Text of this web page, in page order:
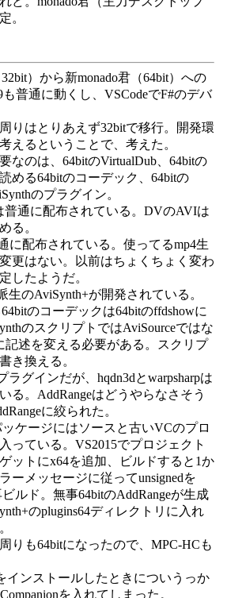
。
）から新monado君（64bit）への
普通に動くし、VSCodeでF#のデバ
りはとりあえず32bitで移行。開発環
えるということで、考えた。
なのは、64bitのVirtualDub、64bitの
める64bitのコーデック、64bitの
のプラグイン。
普通に配布されている。DVのAVIは
る。
に配布されている。使ってるmp4生
更はない。以前はちょくちょく変わ
したようだ。
のAviSynth+が開発されている。
のコーデックは64bitのffdshowに
のスクリプトではAviSourceではな
記述を変える必要がある。スクリプ
き換える。
グインだが、hqdn3dとwarpsharpは
る。AddRangeはどうやらなさそう
に絞られた。
ケージにはソースと古いVCのプロ
っている。VS2015でプロジェクト
ットにx64を追加、ビルドすると1か
ーメッセージに従ってunsignedを
ルド。無事64bitのAddRangeが生成
のplugins64ディレクトリに入れ
りも64bitになったので、MPC-HCも
インストールしたときについうっか
を入れてしまった。